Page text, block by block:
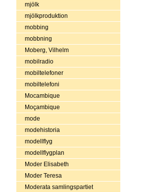
mjölk
mjölkproduktion
mobbing
mobbning
Moberg, Vilhelm
mobilradio
mobiltelefoner
mobiltelefoni
Mocambique
Moçambique
mode
modehistoria
modellflyg
modellflygplan
Moder Elisabeth
Moder Teresa
Moderata samlingspartiet